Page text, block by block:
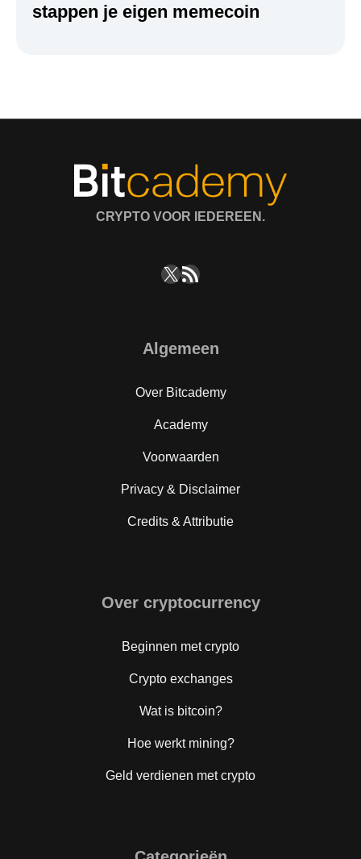
stappen je eigen memecoin
CRYPTO VOOR IEDEREEN.
X RSS feed
Algemeen
Over Bitcademy
Academy
Voorwaarden
Privacy & Disclaimer
Credits & Attributie
Over cryptocurrency
Beginnen met crypto
Crypto exchanges
Wat is bitcoin?
Hoe werkt mining?
Geld verdienen met crypto